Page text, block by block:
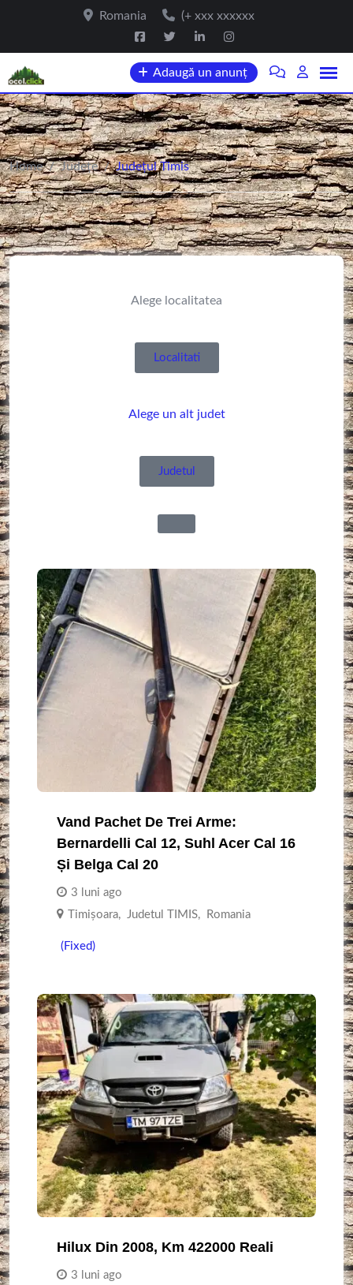
Romania (+ xxx xxxxxx
Adaugă un anunț
Home / Județe / Județul Timis
Alege localitatea
Localitati
Alege un alt judet
Judetul
Vand Pachet De Trei Arme:
Bernardelli Cal 12, Suhl Acer Cal 16
Și Belga Cal 20
3 luni ago
Timişoara, Judetul TIMIS, Romania
(Fixed)
Hilux Din 2008, Km 422000 Reali
3 luni ago